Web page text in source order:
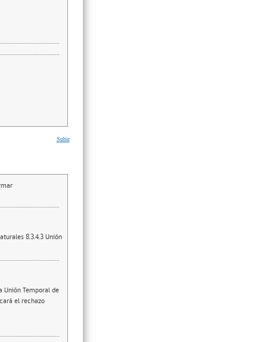
Subir
8.3.4.3 Unión
Unión Temporal de
el rechazo